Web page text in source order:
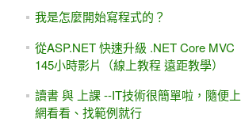
我是怎麼開始寫程式的？
從ASP.NET 快速升級 .NET Core MVC
145小時影片（線上教程 遠距教學）
讀書 與 上課 --IT技術很簡單啦，隨便上
網看看、找範例就行